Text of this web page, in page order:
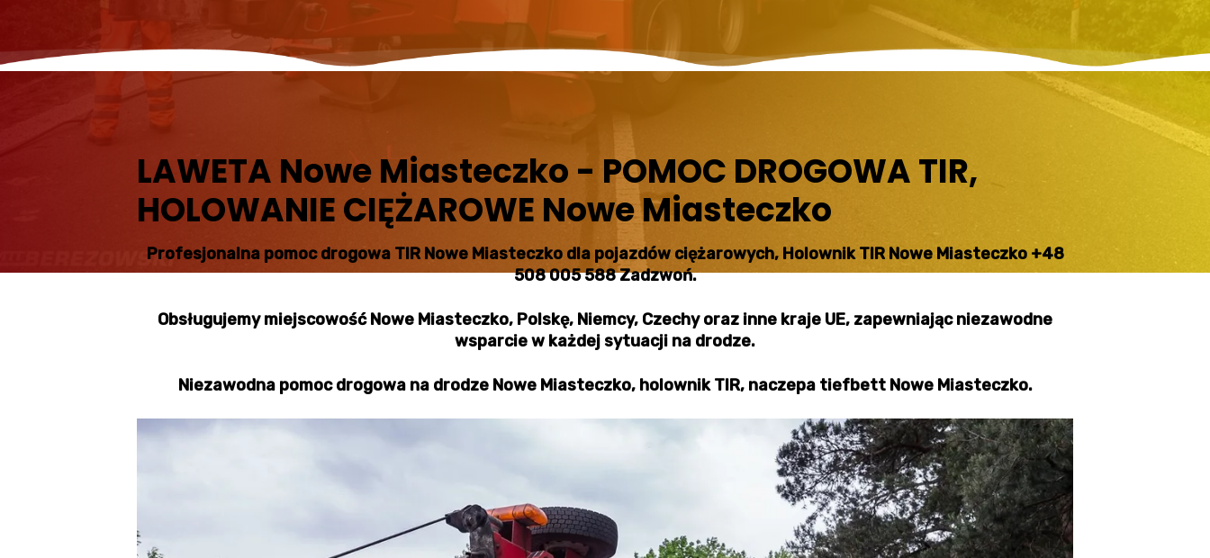
LAWETA Nowe Miasteczko - POMOC DROGOWA TIR,
HOLOWANIE CIĘŻAROWE Nowe Miasteczko
Profesjonalna pomoc drogowa TIR Nowe Miasteczko dla pojazdów ciężarowych, Holownik TIR Nowe Miasteczko +48
508 005 588 Zadzwoń.
Obsługujemy miejscowość Nowe Miasteczko, Polskę, Niemcy, Czechy oraz inne kraje UE, zapewniając niezawodne
wsparcie w każdej sytuacji na drodze.
Niezawodna pomoc drogowa na drodze Nowe Miasteczko, holownik TIR, naczepa tiefbett Nowe Miasteczko.